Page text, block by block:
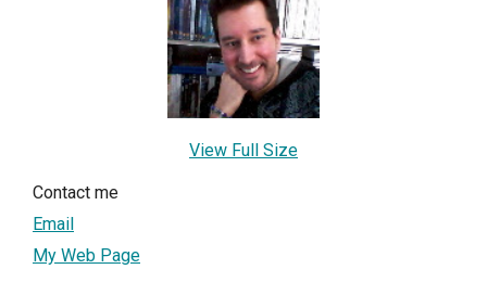
View Full Size
Contact me
Email
My Web Page